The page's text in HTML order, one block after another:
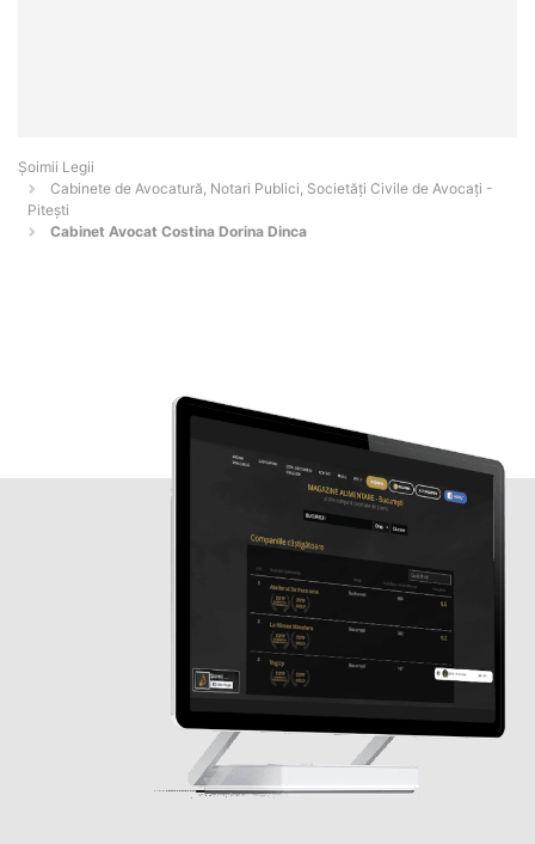
Șoimii Legii
Cabinete de Avocatură, Notari Publici, Societăți Civile de Avocați -
Piteşti
Cabinet Avocat Costina Dorina Dinca